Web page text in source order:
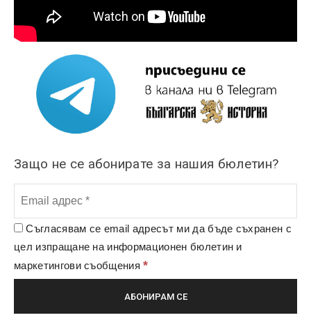
Защо не се абонирате за нашия бюлетин?
Съгласявам се email адресът ми да бъде съхранен с
цел изпращане на информационен бюлетин и
маркетингови съобщения*